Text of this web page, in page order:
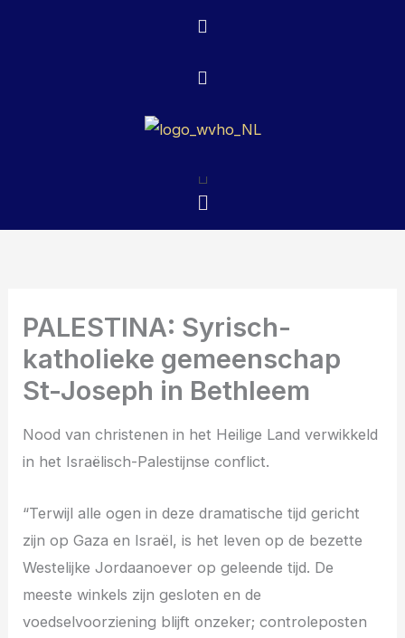
Menu
PALESTINA: Syrisch-
katholieke gemeenschap
St-Joseph in Bethleem
Nood van christenen in het Heilige Land verwikkeld
in het Israëlisch-Palestijnse conflict.
“Terwijl alle ogen in deze dramatische tijd gericht
zijn op Gaza en Israël, is het leven op de bezette
Westelijke Jordaanoever op geleende tijd. De
meeste winkels zijn gesloten en de
voedselvoorziening blijft onzeker; controleposten